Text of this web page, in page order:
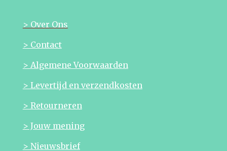
> Over Ons
> Contact
> Algemene Voorwaarden
> Levertijd en verzendkosten
> Retourneren
> Jouw mening
> Nieuwsbrief